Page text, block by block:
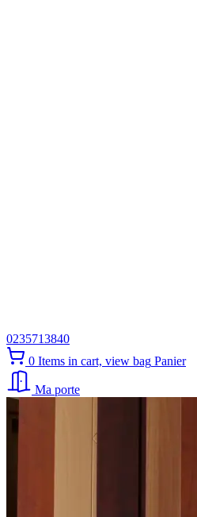
0235713840
0 Items in cart, view bag Panier
Ma porte